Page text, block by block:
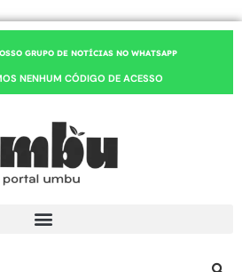
GRUPO DE NOTÍCIAS NO WHATSAPP
NENHUM CÓDIGO DE ACESSO